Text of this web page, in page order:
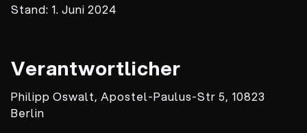
Stand: 1. Juni 2024
Verantwortlicher
Philipp Oswalt, Apostel-Paulus-Str 5, 10823
Berlin